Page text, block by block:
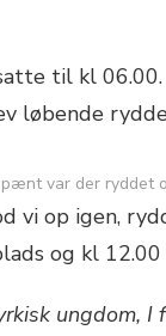
til kl
løbende
var der ryddet
vi op igen,
og kl
ungdom,